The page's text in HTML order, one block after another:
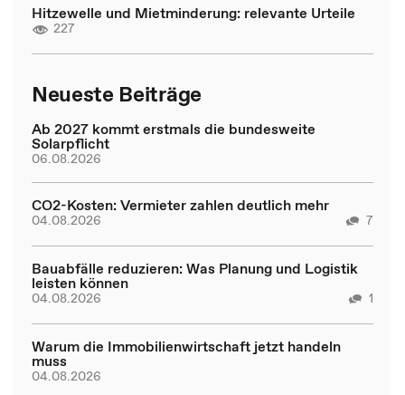
Hitzewelle und Mietminderung: relevante Urteile
227
Neueste Beiträge
Ab 2027 kommt erstmals die bundesweite
Solarpflicht
06.08.2026
CO2-Kosten: Vermieter zahlen deutlich mehr
04.08.2026 7
Bauabfälle reduzieren: Was Planung und Logistik
leisten können
04.08.2026 1
Warum die Immobilienwirtschaft jetzt handeln
muss
04.08.2026